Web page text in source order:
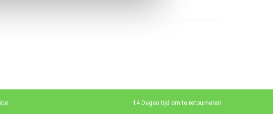
14 Dagen tijd om te retourneren